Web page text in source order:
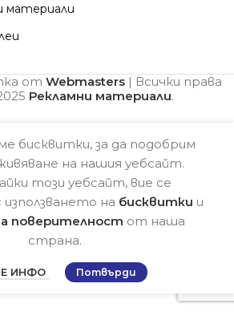
материали
от Webmasters| Всички права
Рекламни материали.
бисквитки, за да подобрим
на нашия уебсайт.
този уебсайт, вие се
използването на бисквитки и
поверителност от наша
страна.
ИНФО Потвърди